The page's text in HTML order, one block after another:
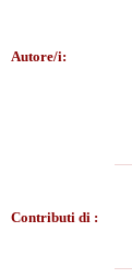
Autore/i:
Contributi di :